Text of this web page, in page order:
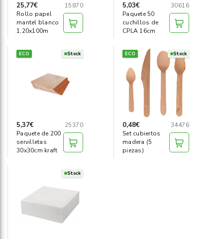
25,77€
15870
Rollo papel
mantel blanco
1,20x100m
5,03€
30616
Paquete 50
cuchillos de
CPLA 16cm
ECO Stock
5,37€
25370
Paquete de 200
servilletas
30x30cm kraft
ECO Stock
0,48€
34476
Set cubiertos
madera (5
piezas)
Stock